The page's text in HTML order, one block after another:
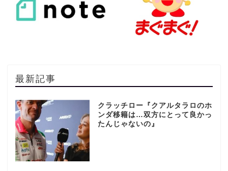
最新記事
クラッチロー『クアルタラロのホ
ンダ移籍は…双方にとって良かっ
たんじゃないの』